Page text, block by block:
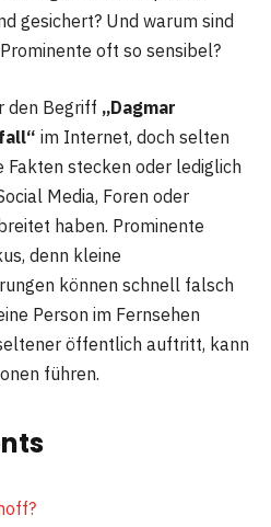
gesichert? Und warum sind
oft so sensibel?
den Begriff „Dagmar
im Internet, doch selten
Fakten stecken oder lediglich
Media, Foren oder
haben. Prominente
denn kleine
können schnell falsch
Person im Fernsehen
öffentlich auftritt, kann
führen.